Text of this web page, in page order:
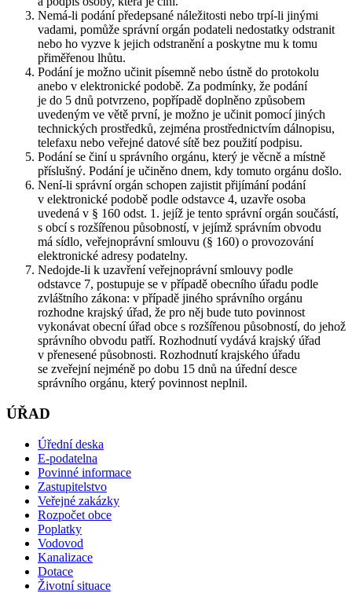
Nemá-li podání předepsané náležitosti nebo trpí-li jinými
vadami, pomůže správní orgán podateli nedostatky odstranit
nebo ho vyzve k jejich odstranění a poskytne mu k tomu
přiměřenou lhůtu.
Podání je možno učinit písemně nebo ústně do protokolu
anebo v elektronické podobě. Za podmínky, že podání
je do 5 dnů potvrzeno, popřípadě doplněno způsobem
uvedeným ve větě první, je možno je učinit pomocí jiných
technických prostředků, zejména prostřednictvím dálnopisu,
telefaxu nebo veřejné datové sítě bez použití podpisu.
Podání se činí u správního orgánu, který je věcně a místně
příslušný. Podání je učiněno dnem, kdy tomuto orgánu došlo.
Není-li správní orgán schopen zajistit přijímání podání
v elektronické podobě podle odstavce 4, uzavře osoba
uvedená v § 160 odst. 1. jejíž je tento správní orgán součástí,
s obcí s rozšířenou působností, v jejímž správním obvodu
má sídlo, veřejnoprávní smlouvu (§ 160) o provozování
elektronické adresy podatelny.
Nedojde-li k uzavření veřejnoprávní smlouvy podle
odstavce 7, postupuje se v případě obecního úřadu podle
zvláštního zákona: v případě jiného správního orgánu
rozhodne krajský úřad, že pro něj bude tuto povinnost
vykonávat obecní úřad obce s rozšířenou působností, do jehož
správního obvodu patří. Rozhodnutí vydává krajský úřad
v přenesené působnosti. Rozhodnutí krajského úřadu
se zveřejní nejméně po dobu 15 dnů na úřední desce
správního orgánu, který povinnost neplnil.
ÚŘAD
Úřední deska
E-podatelna
Povinné informace
Zastupitelstvo
Veřejné zakázky
Rozpočet obce
Poplatky
Vodovod
Kanalizace
Dotace
Životní situace